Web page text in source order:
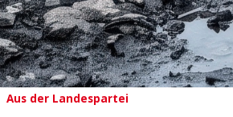
Aus der Landespartei